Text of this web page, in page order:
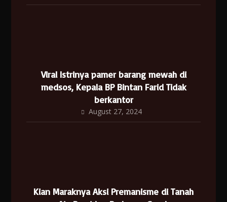
Viral Istrinya pamer barang mewah di
medsos, Kepala BP Bintan Farid Tidak
berkantor
August 27, 2024
Kian Maraknya Aksi Premanisme di Tanah